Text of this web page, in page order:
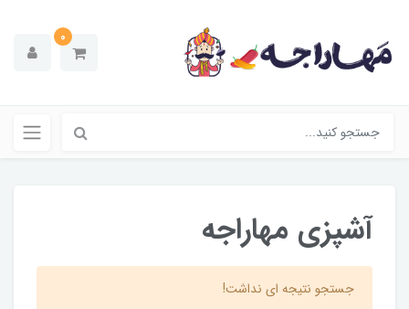
0
آشپزی مهاراجه
جستجو نتیجه ای نداشت!